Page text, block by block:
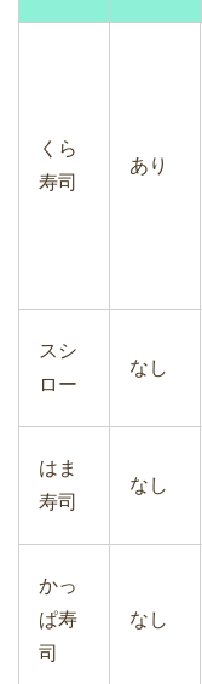
くら
寿司
あり
スシ
ロー
なし
はま
寿司
なし
かっ
ぱ寿
司
なし